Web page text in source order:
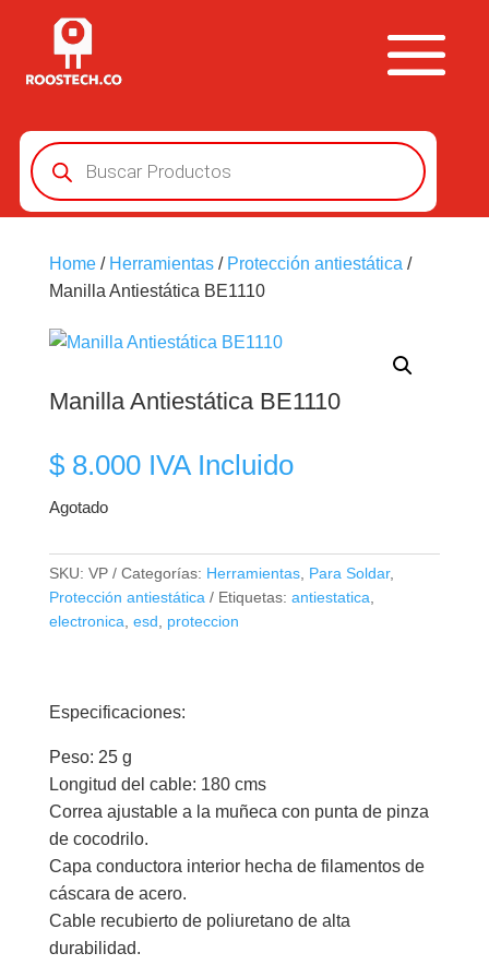
Búsqueda
de
productos
Home/ Herramientas/ Protección antiestática /
Manilla Antiestática BE1110
Manilla Antiestática BE1110
$8.000 IVA Incluido
Agotado
SKU: VP Categorías: Herramientas, Para Soldar,
Protección antiestática
Etiquetas: antiestatica
electronica esd proteccion
Especificaciones:
Peso: 25 g
Longitud del cable: 180 cms
Correa ajustable a la muñeca con punta de pinza
de cocodrilo.
Capa conductora interior hecha de filamentos de
cáscara de acero.
Cable recubierto de poliuretano de alta
durabilidad.